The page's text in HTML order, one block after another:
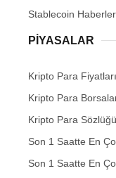
Stablecoin
PIYASALAR
Kripto Para Fiyatları
Kripto Para
Kripto Para Sözlüğü
Son 1 Saatte En
Son 1 Saatte En